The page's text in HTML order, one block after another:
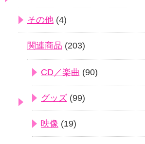
その他 (4)
関連商品 (203)
CD／楽曲 (90)
グッズ (99)
映像 (19)